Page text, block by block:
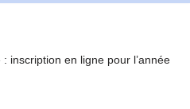
inscription en ligne pour l’année